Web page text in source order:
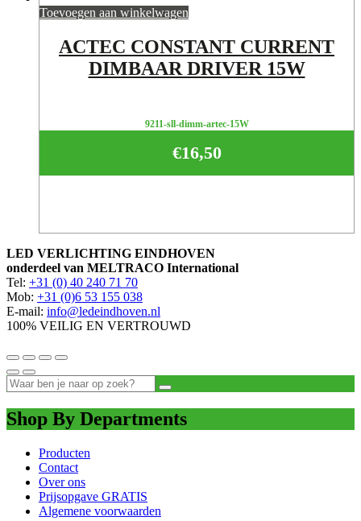
Toevoegen aan winkelwagen
ACTEC CONSTANT CURRENT
DIMBAAR DRIVER 15W
9211-sll-dimm-artec-15W
€16,50
LED VERLICHTING EINDHOVEN
onderdeel van MELTRACO International
Tel: +31 (0) 40 240 71 70
Mob: +31 (0)6 53 155 038
E-mail: info@ledeindhoven.nl
100% VEILIG EN VERTROUWD
Shop By Departments
Producten
Contact
Over ons
Prijsopgave GRATIS
Algemene voorwaarden